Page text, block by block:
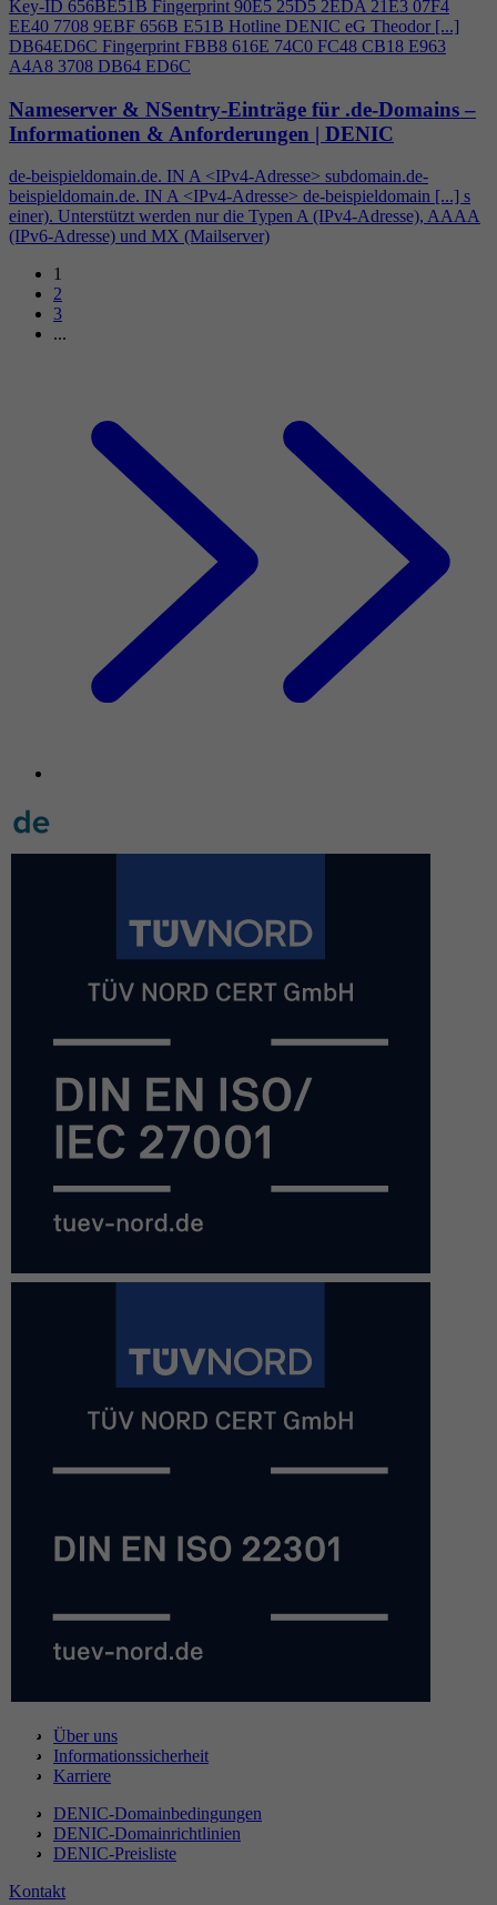
Key-ID 656BE51B Fingerprint 90E5 25D5 2EDA 21E3 07F4
EE40 7708 9EBF 656B E51B Hotline DENIC eG Theodor [...]
DB64ED6C Fingerprint FBB8 616E 74C0 FC48 CB18 E963
A4A8 3708 DB64 ED6C
Nameserver & NSentry-Einträge für .de-Domains –
Informationen & Anforderungen | DENIC
de-beispieldomain.de. IN A <IPv4-Adresse> subdomain.de-
beispieldomain.de. IN A <IPv4-Adresse> de-beispieldomain [...] s
einer). Unterstützt werden nur die Typen A (IPv4-Adresse), AAAA
(IPv6-Adresse) und MX (Mailserver)
1
2
3
...
Über uns
Informationssicherheit
Karriere
DENIC-Domainbedingungen
DENIC-Domainrichtlinien
DENIC-Preisliste
Kontakt